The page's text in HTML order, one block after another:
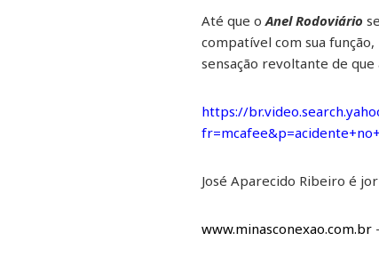
Até que oAnel Rodoviário
compatível com sua
sensação revoltante de
https://
José Aparecido Ribeiro é
www.minasconexao.com.br